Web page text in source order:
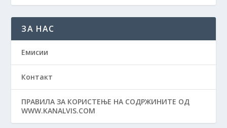
ЗА НАС
Емисии
Контакт
ПРАВИЛА ЗА КОРИСТЕЊЕ НА СОДРЖИНИТЕ ОД
WWW.KANALVIS.COM